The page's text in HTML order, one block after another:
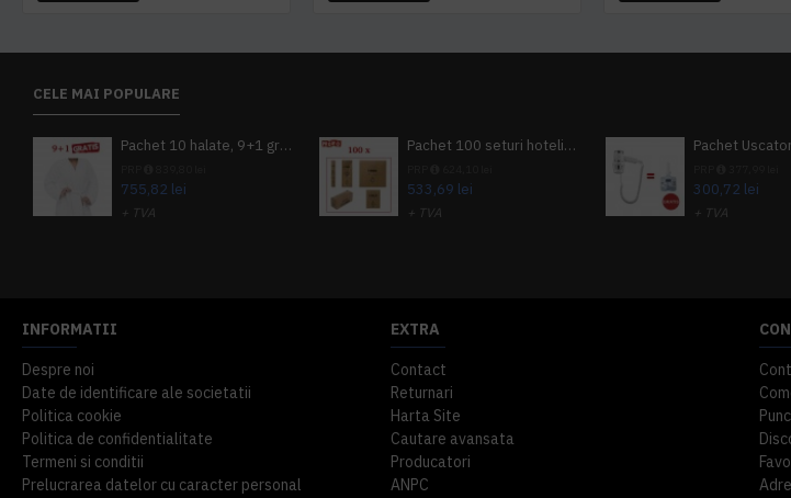
CELE MAI POPULARE
Pachet 10 halate, 9+1 gratuit
755,82 lei
+ TVA
Pachet 100 seturi hoteliere, set dentar, set barbierit, casca de dus, pila unghii, set cusut
533,69 lei
+ TVA
300,72 lei
+ TVA
INFORMATII
Despre noi
Date de identificare ale societatii
Politica cookie
Politica de confidentialitate
Termeni si conditii
Prelucrarea datelor cu caracter personal
EXTRA
Contact
Returnari
Harta Site
Cautare avansata
Producatori
ANPC